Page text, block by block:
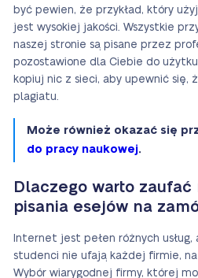
być pewien, że przykład, który
jest wysokiej jakości. Wszystkie
naszej stronie są pisane przez
pozostawione dla Ciebie do
kopiuj nic z sieci, aby upewnić się,
plagiatu.
Może również okazać się
do pracy naukowej.
Dlaczego warto zaufać
pisania esejów na
Internet jest pełen różnych
studenci nie ufają każdej firmie,
Wybór wiarygodnej firmy, której